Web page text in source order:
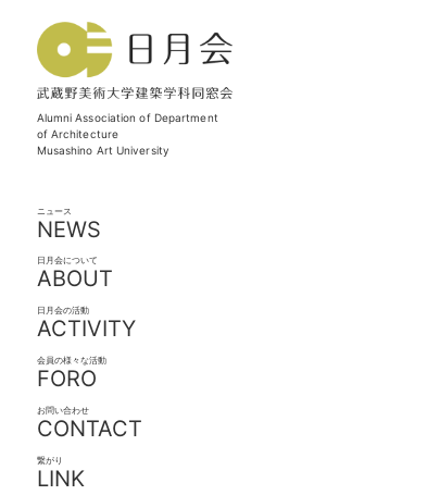
Alumni Association of Department
of Architecture
Musashino Art University
ニュース
NEWS
日月会について
ABOUT
日月会の活動
ACTIVITY
会員の様々な活動
FORO
お問い合わせ
CONTACT
繋がり
LINK